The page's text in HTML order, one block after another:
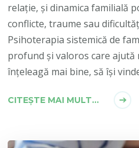
relație, și dinamica familială
conflicte, traume sau
Psihoterapia sistemică de
profund și valoros care ajută
înțeleagă mai bine, să își
CITEȘTE MAI MULT...